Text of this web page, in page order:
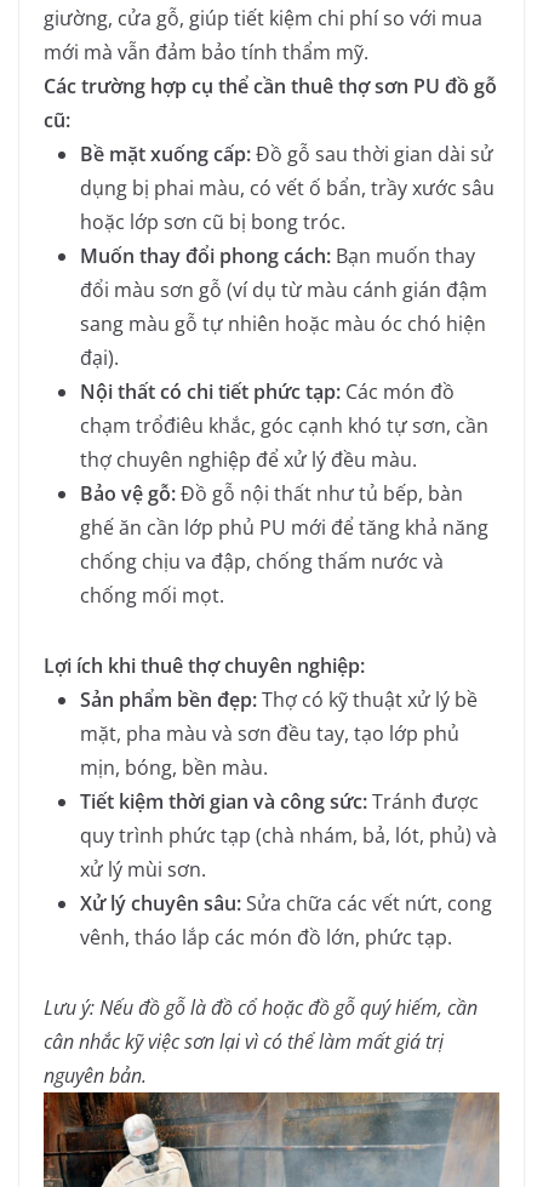
giường, cửa gỗ, giúp tiết kiệm chi phí so với mua
mới mà vẫn đảm bảo tính thẩm mỹ.
Các trường hợp cụ thể cần thuê thợ sơn PU đồ gỗ
cũ:
Bề mặt xuống cấp:Đồ gỗ sau thời gian dài sử
dụng bị phai màu, có vết ố bẩn, trầy xước sâu
hoặc lớp sơn cũ bị bong tróc.
Muốn thay đổi phong cách: Bạn muốn thay
đổi màu sơn gỗ (ví dụ từ màu cánh gián đậm
sang màu gỗ tự nhiên hoặc màu óc chó hiện
đại).
Nội thất có chi tiết phức tạp: Các món đồ
chạm trổđiêu khắc, góc cạnh khó tự sơn, cần
thợ chuyên nghiệp để xử lý đều màu.
Bảo vệ gỗ:Đồ gỗ nội thất như tủ bếp, bàn
ghế ăn cần lớp phủ PU mới để tăng khả năng
chống chịu va đập, chống thấm nước và
chống mối mọt.
Lợi ích khi thuê thợ chuyên nghiệp:
Sản phẩm bền đẹp:Thợ có kỹ thuật xử lý bề
mặt, pha màu và sơn đều tay, tạo lớp phủ
mịn, bóng, bền màu.
Tiết kiệm thời gian và công sức:Tránh được
quy trình phức tạp (chà nhám, bả, lót, phủ) và
xử lý mùi sơn.
Xử lý chuyên sâu:Sửa chữa các vết nứt, cong
vênh, tháo lắp các món đồ lớn, phức tạp.
Lưu ý: Nếu đồ gỗ là đồ cổ hoặc đồ gỗ quý hiếm, cần
cân nhắc kỹ việc sơn lại vì có thể làm mất giá trị
nguyên bản.